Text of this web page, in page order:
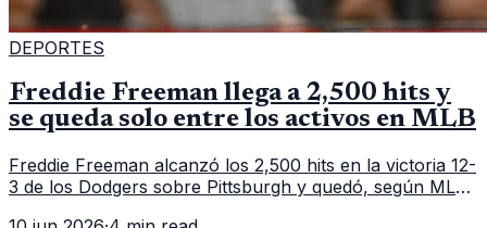
DEPORTES
Freddie Freeman llega a 2,500 hits y
se queda solo entre los activos en MLB
Freddie Freeman alcanzó los 2,500 hits en la victoria 12-
3 de los Dodgers sobre Pittsburgh y quedó, según MLB,